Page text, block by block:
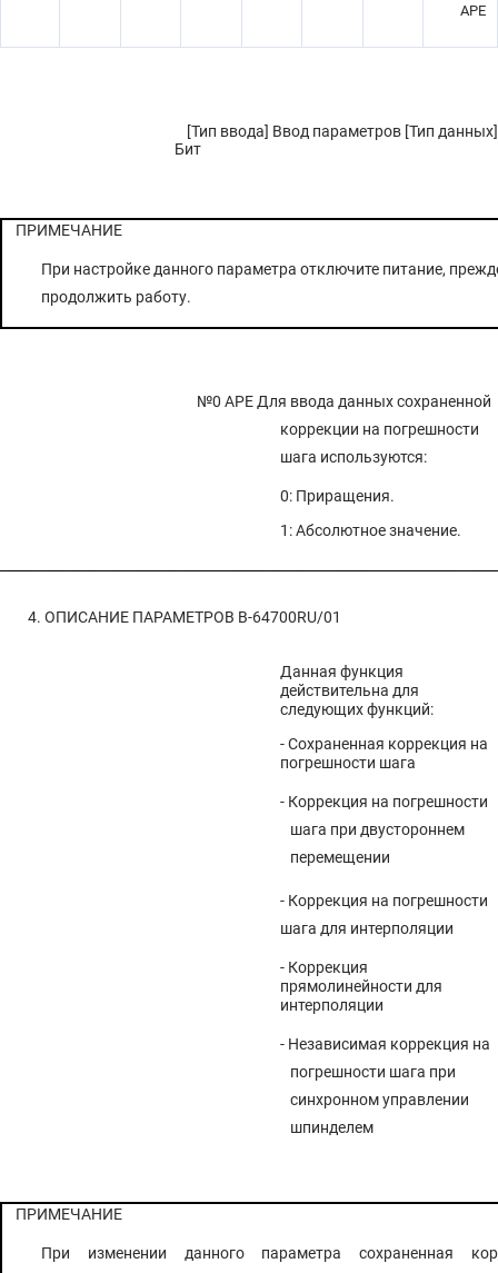
APE
[Тип ввода] Ввод параметров [Тип данных]
Бит
ПРИМЕЧАНИЕ
При настройке данного параметра отключите питание,
продолжить работу.
№0 APE Для ввода данных сохраненной
коррекции на погрешности
шага используются:
0: Приращения.
1: Абсолютное значение.
4. ОПИСАНИЕ ПАРАМЕТРОВ B-64700RU/01
Данная функция
действительна для
следующих функций:
- Сохраненная коррекция на
погрешности шага
- Коррекция на погрешности
шага при двустороннем
перемещении
- Коррекция на погрешности
шага для интерполяции
- Коррекция
прямолинейности для
интерполяции
- Независимая коррекция на
погрешности шага при
синхронном управлении
шпинделем
ПРИМЕЧАНИЕ
При изменении данного параметра сохраненная